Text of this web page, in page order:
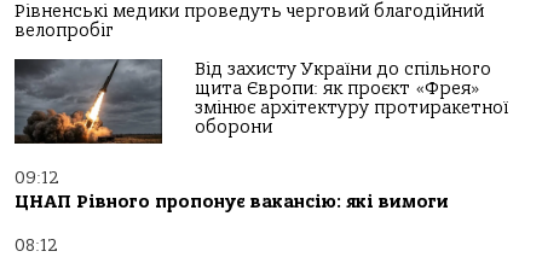
Рівненські медики проведуть черговий благодійний
велопробіг
Від захисту України до спільного
щита Європи: як проєкт «Фрея»
змінює архітектуру протиракетної
оборони
09:12
ЦНАП Рівного пропонує вакансію: які вимоги
08:12